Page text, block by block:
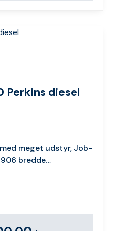
diesel
meget udstyr, Job-
bredde…